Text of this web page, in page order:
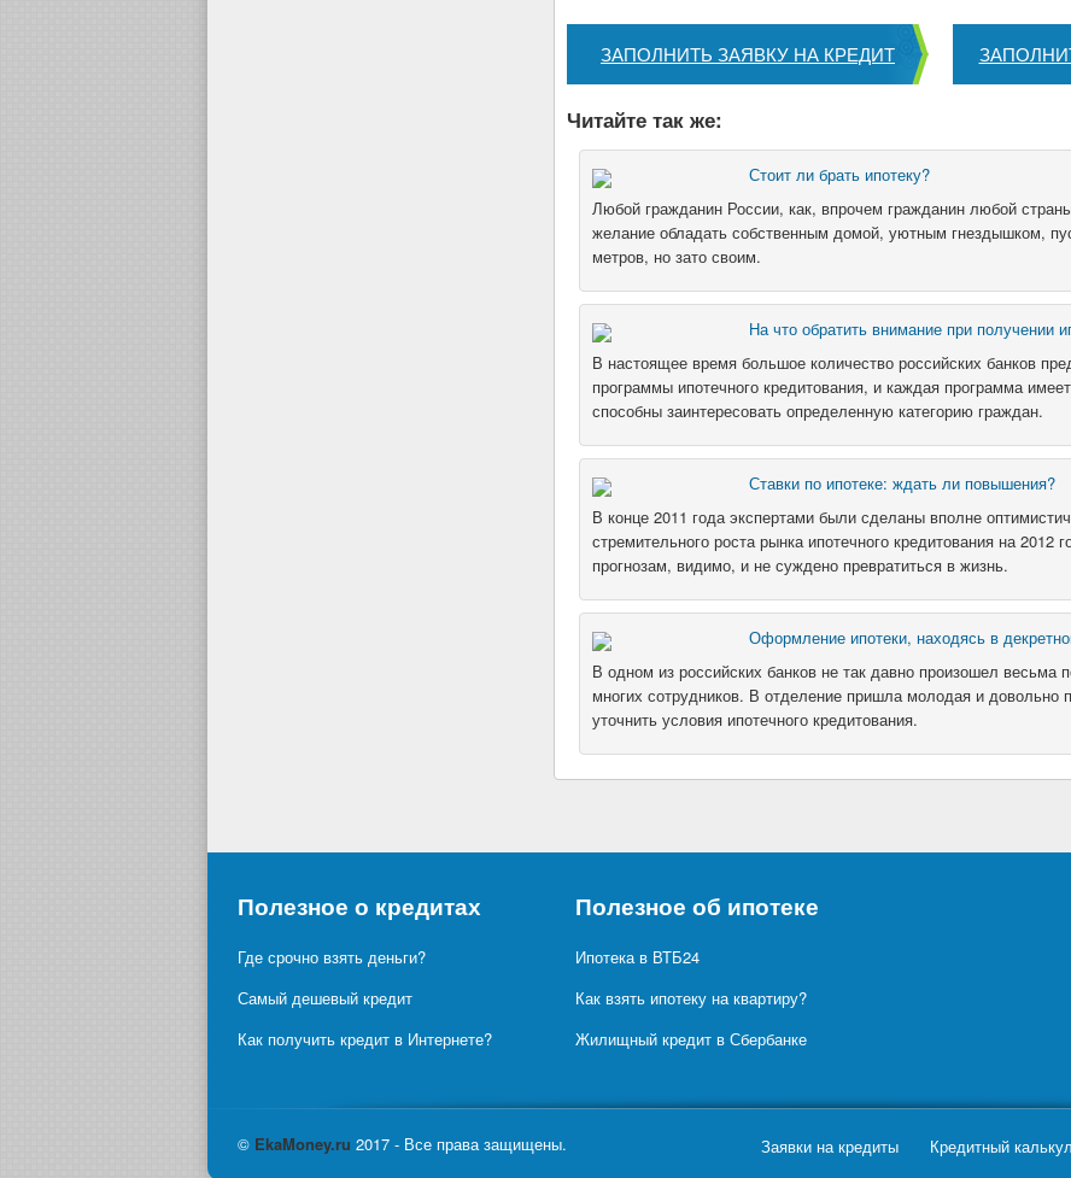
ЗАПОЛНИТЬ ЗАЯВКУ НА КРЕДИТ
Читайте так же:
Стоит ли брать ипотеку?
Любой гражданин России, как, впрочем гражданин любой
желание обладать собственным домой, уютным гнездышком,
метров, но зато своим.
На что обратить внимание при получении
В настоящее время большое количество российских банков
программы ипотечного кредитования, и каждая программа
способны заинтересовать определенную категорию граждан.
Ставки по ипотеке: ждать ли повышения?
В конце 2011 года экспертами были сделаны вполне
стремительного роста рынка ипотечного кредитования на 2012
прогнозам, видимо, и не суждено превратиться в жизнь.
Оформление ипотеки, находясь в
В одном из российских банков не так давно произошел весьма
многих сотрудников. В отделение пришла молодая и довольно
уточнить условия ипотечного кредитования.
Полезное о кредитах
Где срочно взять деньги?
Самый дешевый кредит
Как получить кредит в Интернете?
Полезное об ипотеке
Ипотека в ВТБ24
Как взять ипотеку на квартиру?
Жилищный кредит в Сбербанке
© EkaMoney.ru 2017 - Все права защищены. Заявки на кредиты Кредитный